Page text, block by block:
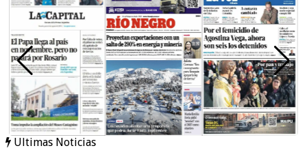
Ultimas Noticias